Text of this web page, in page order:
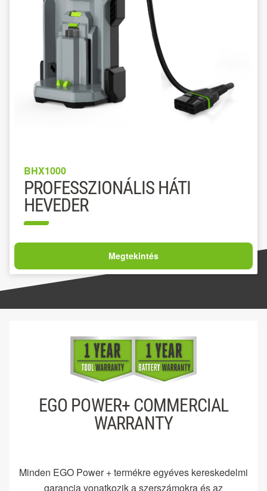
BHX1000
PROFESSZIONÁLIS HÁTI
HEVEDER
Megtekintés
EGO POWER+ COMMERCIAL
WARRANTY
Minden EGO Power + termékre egyéves kereskedelmi
garancia vonatkozik a szerszámokra és az